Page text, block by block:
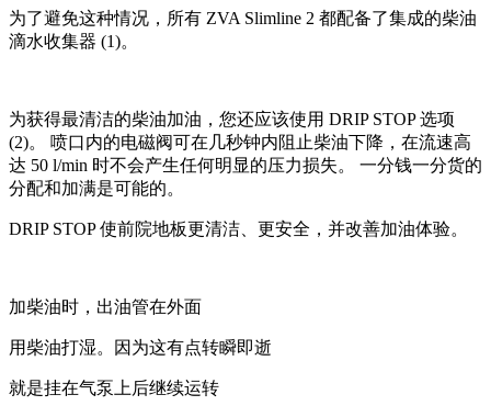
为了避免这种情况，所有 ZVA Slimline 2 都配备了集成的柴油
滴水收集器 (1)。
为获得最清洁的柴油加油，您还应该使用 DRIP STOP 选项
(2)。 喷口内的电磁阀可在几秒钟内阻止柴油下降，在流速高
达 50 l/min 时不会产生任何明显的压力损失。 一分钱一分货的
分配和加满是可能的。
DRIP STOP 使前院地板更清洁、更安全，并改善加油体验。
加柴油时，出油管在外面
用柴油打湿。因为这有点转瞬即逝
就是挂在气泵上后继续运转